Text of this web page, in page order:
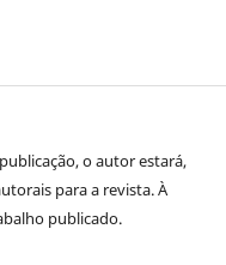
o autor estará,
para a revista. À
publicado.